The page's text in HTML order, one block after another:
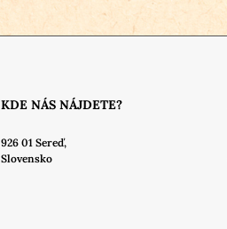
KDE NÁS NÁJDETE?
926 01 Sereď,
Slovensko